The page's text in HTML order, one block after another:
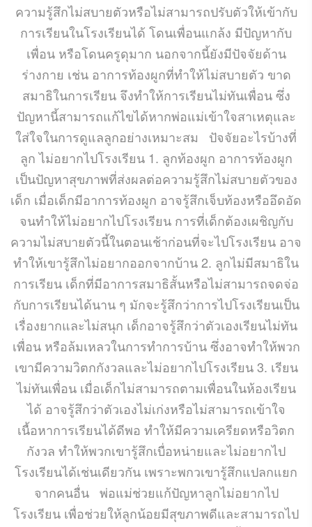
ความรู้สึกไม่สบายตัวหรือไม่สามารถปรับตัวให้เข้ากับ
การเรียนในโรงเรียนได้ โดนเพื่อนแกล้ง มีปัญหากับ
เพื่อน หรือโดนครูดุมาก นอกจากนี้ยังมีปัจจัยด้าน
ร่างกาย เช่น อาการท้องผูกที่ทำให้ไม่สบายตัว ขาด
สมาธิในการเรียน จึงทำให้การเรียนไม่ทันเพื่อน ซึ่ง
ปัญหานี้สามารถแก้ไขได้หากพ่อแม่เข้าใจสาเหตุและ
ใส่ใจในการดูแลลูกอย่างเหมาะสม ปัจจัยอะไรบ้างที่
ลูก ไม่อยากไปโรงเรียน 1. ลูกท้องผูก อาการท้องผูก
เป็นปัญหาสุขภาพที่ส่งผลต่อความรู้สึกไม่สบายตัวของ
เด็ก เมื่อเด็กมีอาการท้องผูก อาจรู้สึกเจ็บท้องหรืออึดอัด
จนทำให้ไม่อยากไปโรงเรียน การที่เด็กต้องเผชิญกับ
ความไม่สบายตัวนี้ในตอนเช้าก่อนที่จะไปโรงเรียน อาจ
ทำให้เขารู้สึกไม่อยากออกจากบ้าน 2. ลูกไม่มีสมาธิใน
การเรียน เด็กที่มีอาการสมาธิสั้นหรือไม่สามารถจดจ่อ
กับการเรียนได้นาน ๆ มักจะรู้สึกว่าการไปโรงเรียนเป็น
เรื่องยากและไม่สนุก เด็กอาจรู้สึกว่าตัวเองเรียนไม่ทัน
เพื่อน หรือล้มเหลวในการทำการบ้าน ซึ่งอาจทำให้พวก
เขามีความวิตกกังวลและไม่อยากไปโรงเรียน 3. เรียน
ไม่ทันเพื่อน เมื่อเด็กไม่สามารถตามเพื่อนในห้องเรียน
ได้ อาจรู้สึกว่าตัวเองไม่เก่งหรือไม่สามารถเข้าใจ
เนื้อหาการเรียนได้ดีพอ ทำให้มีความเครียดหรือวิตก
กังวล ทำให้พวกเขารู้สึกเบื่อหน่ายและไม่อยากไป
โรงเรียนได้เช่นเดียวกัน เพราะพกวเขารู้สึกแปลกแยก
จากคนอื่น พ่อแม่ช่วยแก้ปัญหาลูกไม่อยากไป
โรงเรียน เพื่อช่วยให้ลูกน้อยมีสุขภาพดีและสามารถไป